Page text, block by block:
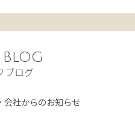
BLOG
ブログ
会社からのお知らせ